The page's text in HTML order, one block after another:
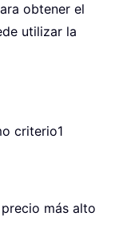
obtener el
utilizar la
criterio1
más alto